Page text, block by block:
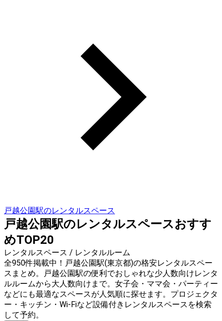
戸越公園駅のレンタルスペース
戸越公園駅のレンタルスペースおすす
めTOP20
レンタルスペース / レンタルルーム
全950件掲載中！戸越公園駅(東京都)の格安レンタルスペー
スまとめ。戸越公園駅の便利でおしゃれな少人数向けレンタ
ルルームから大人数向けまで。女子会・ママ会・パーティー
などにも最適なスペースが人気順に探せます。プロジェクタ
ー・キッチン・Wi-Fiなど設備付きレンタルスペースを検索
して予約。